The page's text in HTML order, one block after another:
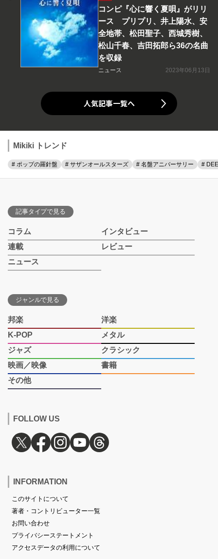
コンピ『心に響く夏唄』がリリ
ース プリプリ、井上陽水、安
全地帯、松田聖子、西城秀樹、
松山千春、吉田拓郎ら36の名曲
を収録
ニュース 2023年06月13日
人気記事一覧へ
Mikiki トレンド
# ポップの羅針盤 # サザンオールスターズ # 名盤アニバーサリー #
記事タイプで見る
コラム
インタビュー
連載
レビュー
ニュース
ジャンルで見る
邦楽
洋楽
K-POP
メタル
ジャズ
クラシック
映画／映像
書籍
その他
FOLLOW US
INFORMATION
このサイトについて
著者・コントリビューター一覧
お問い合わせ
プライバシーステートメント
アクセスデータの利用について